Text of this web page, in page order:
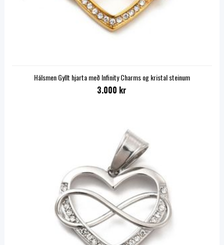
Hálsmen Gyllt hjarta með Infinity Charms og kristal steinum
3.000 kr